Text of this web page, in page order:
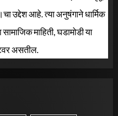
उद्देश आहे. त्या अनुषंगाने धार्मिक
माहिती, घडामोडी या
असतील.